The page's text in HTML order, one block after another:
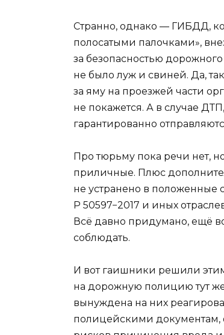
Странно, однако — ГИБДД,
полосатыми палочками»,
за безопасностью
не было луж и свиней. Да,
за яму на проезжей части
не покажется. А в случае
гарантированно
Про тюрьму пока речи нет,
приличные. Плюс
не устранено в
Р 50597−2017 и иных
Всё давно придумано, ещё
соблюдать.
И вот гаишники решили
на дорожную полицию тут
вынуждена на них
полицейскими документам,